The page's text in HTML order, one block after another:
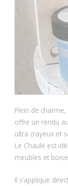
Plein de charme,
offre un rendu
ultra crayeux et
Le Chaulé est
meubles et
Il s’applique